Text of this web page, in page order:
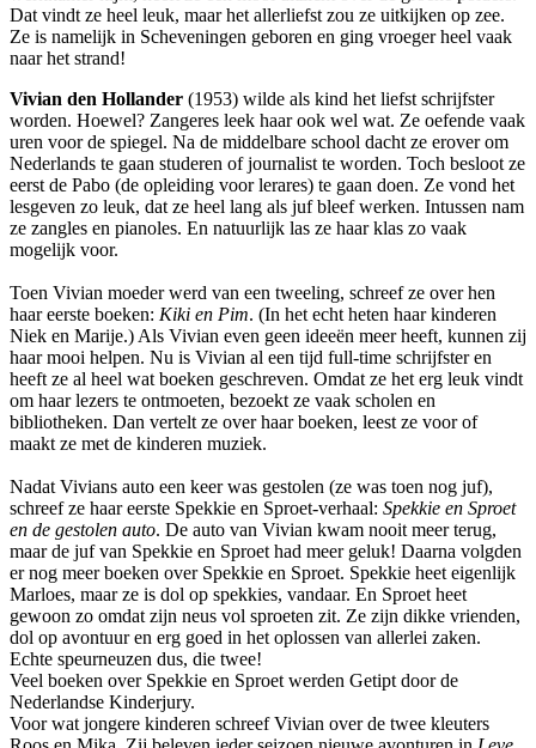
Dat vindt ze heel leuk, maar het allerliefst zou ze uitkijken op zee.
Ze is namelijk in Scheveningen geboren en ging vroeger heel vaak
naar het strand!
Vivian den Hollander (1953) wilde als kind het liefst schrijfster
worden. Hoewel? Zangeres leek haar ook wel wat. Ze oefende vaak
uren voor de spiegel. Na de middelbare school dacht ze erover om
Nederlands te gaan studeren of journalist te worden. Toch besloot ze
eerst de Pabo (de opleiding voor lerares) te gaan doen. Ze vond het
lesgeven zo leuk, dat ze heel lang als juf bleef werken. Intussen nam
ze zangles en pianoles. En natuurlijk las ze haar klas zo vaak
mogelijk voor.
Toen Vivian moeder werd van een tweeling, schreef ze over hen
haar eerste boeken: Kiki en Pim. (In het echt heten haar kinderen
Niek en Marije.) Als Vivian even geen ideeën meer heeft, kunnen zij
haar mooi helpen. Nu is Vivian al een tijd full-time schrijfster en
heeft ze al heel wat boeken geschreven. Omdat ze het erg leuk vindt
om haar lezers te ontmoeten, bezoekt ze vaak scholen en
bibliotheken. Dan vertelt ze over haar boeken, leest ze voor of
maakt ze met de kinderen muziek.
Nadat Vivians auto een keer was gestolen (ze was toen nog juf),
schreef ze haar eerste Spekkie en Sproet-verhaal: Spekkie en Sproet
en de gestolen auto. De auto van Vivian kwam nooit meer terug,
maar de juf van Spekkie en Sproet had meer geluk! Daarna volgden
er nog meer boeken over Spekkie en Sproet. Spekkie heet eigenlijk
Marloes, maar ze is dol op spekkies, vandaar. En Sproet heet
gewoon zo omdat zijn neus vol sproeten zit. Ze zijn dikke vrienden,
dol op avontuur en erg goed in het oplossen van allerlei zaken.
Echte speurneuzen dus, die twee!
Veel boeken over Spekkie en Sproet werden Getipt door de
Nederlandse Kinderjury.
Voor wat jongere kinderen schreef Vivian over de twee kleuters